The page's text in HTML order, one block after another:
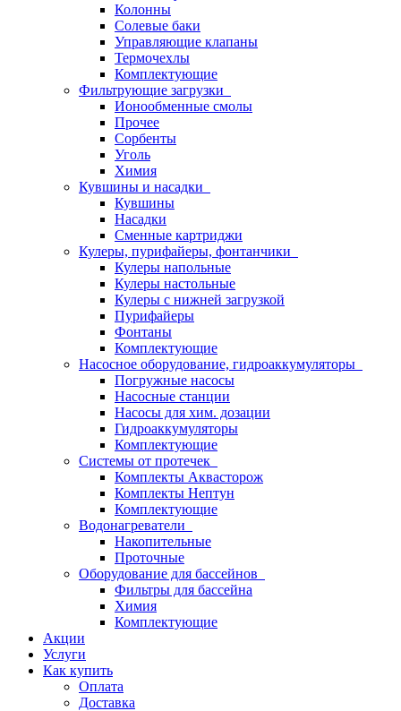
Колонны
Солевые баки
Управляющие клапаны
Термочехлы
Комплектующие
Фильтрующие загрузки
Ионообменные смолы
Прочее
Сорбенты
Уголь
Химия
Кувшины и насадки
Кувшины
Насадки
Сменные картриджи
Кулеры, пурифайеры, фонтанчики
Кулеры напольные
Кулеры настольные
Кулеры с нижней загрузкой
Пурифайеры
Фонтаны
Комплектующие
Насосное оборудование, гидроаккумуляторы
Погружные насосы
Насосные станции
Насосы для хим. дозации
Гидроаккумуляторы
Комплектующие
Системы от протечек
Комплекты Аквасторож
Комплекты Нептун
Комплектующие
Водонагреватели
Накопительные
Проточные
Оборудование для бассейнов
Фильтры для бассейна
Химия
Комплектующие
Акции
Услуги
Как купить
Оплата
Доставка